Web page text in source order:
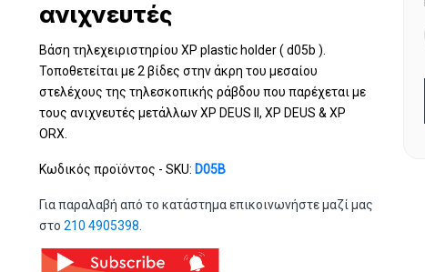
ανιχνευτές
Βάση τηλεχειριστηρίου XP plastic holder ( d05b ).
Τοποθετείται με 2 βίδες στην άκρη του μεσαίου
στελέχους της τηλεσκοπικής ράβδου που παρέχεται με
τους ανιχνευτές μετάλλων XP DEUS II, XP DEUS & XP
ORX.
Κωδικός προϊόντος - SKU: D05B
Για παραλαβή από το κατάστημα επικοινωνήστε μαζί μας
στο 210 4905398